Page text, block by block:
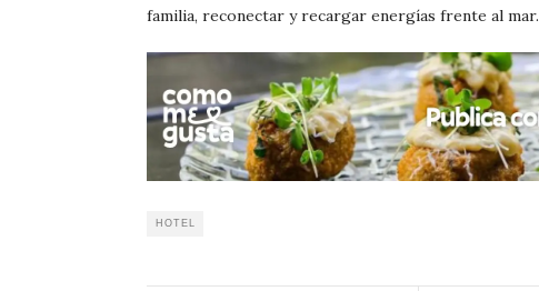
familia, reconectar y recargar energías frente al mar.
HOTEL